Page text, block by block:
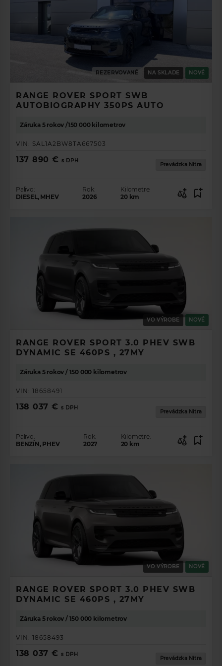
REZERVOVANÉ NA SKLADE NOVÉ
RANGE ROVER SPORT SWB
AUTOBIOGRAPHY 350PS AUTO
Záruka 5 rokov /150 000 kilometrov
VIN: SAL1A2BW8TA667503
137 890 € s DPH
Prevádzka Nitra
Palivo:
DIESEL, MHEV
Rok:
2026
Kilometre:
20 km
VO VÝROBE NOVÉ
RANGE ROVER SPORT 3.0 PHEV SWB
DYNAMIC SE 460PS , 27MY
Záruka 5 rokov / 150 000 kilometrov
VIN: 18658491
138 037 € s DPH
Prevádzka Nitra
Palivo:
BENZÍN, PHEV
Rok:
2027
Kilometre:
20 km
VO VÝROBE NOVÉ
RANGE ROVER SPORT 3.0 PHEV SWB
DYNAMIC SE 460PS , 27MY
Záruka 5 rokov / 150 000 kilometrov
VIN: 18658493
138 037 € s DPH
Prevádzka Nitra